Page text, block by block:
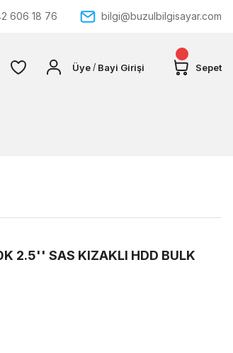
606 18 76 bilgi@buzulbilgisayar.com
Üye / Bayi Girişi Sepet
2.5'' SAS KIZAKLI HDD BULK